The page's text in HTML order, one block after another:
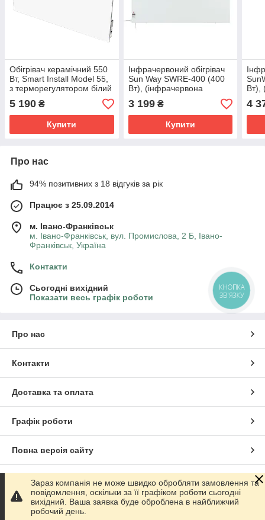
Обігрівач керамічний 550
Вт, Smart Install Model 55,
з терморегулятором білий
в нерж.корпусі
5 190 ₴
Купити
Інфрачервоний обігрівач
Sun Way SWRE-400 (400
Вт), (інфрачервона
панель)
3 199₴
Купити
Вт),
4
Про нас
94% позитивних з 18 відгуків за рік
Працює з 25.09.2014
м. Івано-Франківськ
м. Івано-Франківськ, вул. Промислова, 2 Б, Івано-
Франківськ, Україна
Контакти
Сьогодні вихідний
Показати весь графік роботи
Про нас
Контакти
Доставка та оплата
Графік роботи
Повна версія сайту
Сайт створено на маркетплейсіProm.ua
Політика конфіденційності
Зараз компанія не може швидко обробляти замовлення та
повідомлення, оскільки за її графіком роботи сьогодні
вихідний. Ваша заявка буде оброблена в найближчий
робочий день.
КНОПКА
ЗВ'ЯЗКУ